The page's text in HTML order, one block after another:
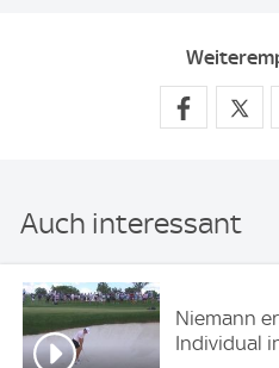
Auch interessant
Niemann
Individual